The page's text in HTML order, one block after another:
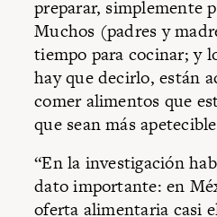
preparar, simplemente
Muchos (padres y
tiempo para cocinar; y
hay que decirlo, están
comer alimentos que
que sean más
“En la investigación
dato importante: en
oferta alimentaria casi